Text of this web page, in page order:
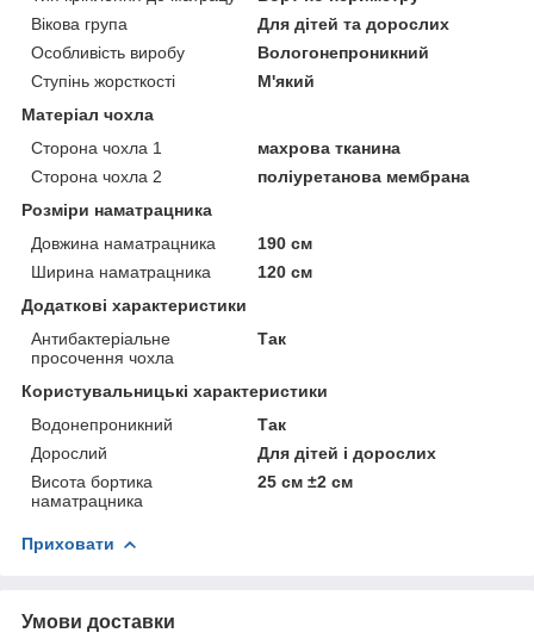
Вікова група
Для дітей та дорослих
Особливість виробу
Вологонепроникний
Ступінь жорсткості
М'який
Матеріал чохла
Сторона чохла 1
махрова тканина
Сторона чохла 2
поліуретанова мембрана
Розміри наматрацника
Довжина наматрацника
190 см
Ширина наматрацника
120 см
Додаткові характеристики
Антибактеріальне
просочення чохла
Так
Користувальницькі характеристики
Водонепроникний
Так
Дорослий
Для дітей і дорослих
Висота бортика
наматрацника
25 см ±2 см
Приховати
Умови доставки